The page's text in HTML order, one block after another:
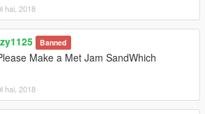
hai, 2018
Banned
Make a Met Jam SandWhich
hai, 2018